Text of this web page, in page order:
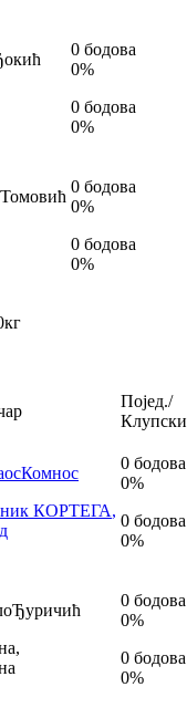
0 бодова
0%
0 бодова
0%
Томовић
0 бодова
0%
0 бодова
0%
кг
Појед./
Клупски
Комнос
КОРТЕГА,
0 бодова
0%
0 бодова
0%
Ђуричић
,
0 бодова
0%
0 бодова
0%